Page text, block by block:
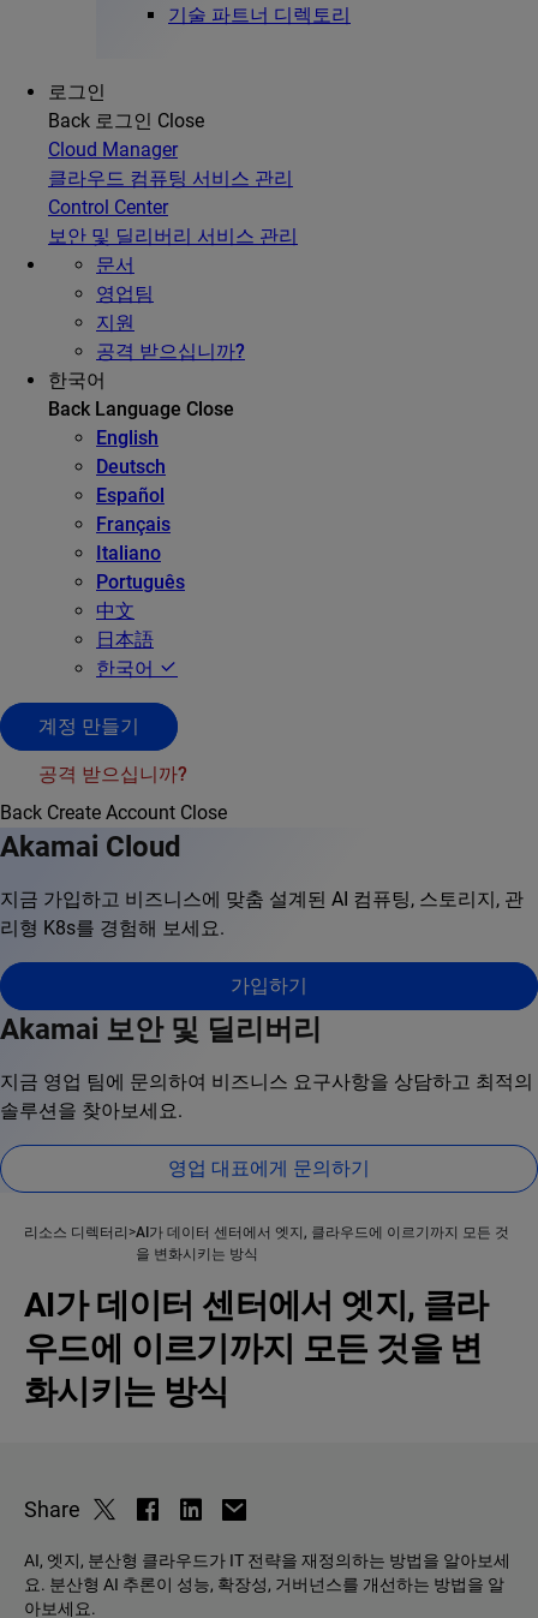
기술 파트너 디렉토리
로그인
Back 로그인 Close
Cloud Manager
클라우드 컴퓨팅 서비스 관리
Control Center
보안 및 딜리버리 서비스 관리
문서
영업팀
지원
공격 받으십니까?
한국어
Back Language Close
English
Deutsch
Español
Français
Italiano
Português
中文
日本語
한국어
계정 만들기
공격 받으십니까?
Back Create Account Close
Akamai Cloud
지금 가입하고 비즈니스에 맞춤 설계된 AI 컴퓨팅, 스토리지, 관
리형 K8s를 경험해 보세요.
가입하기
Akamai 보안 및 딜리버리
지금 영업 팀에 문의하여 비즈니스 요구사항을 상담하고 최적의
솔루션을 찾아보세요.
영업 대표에게 문의하기
리소스 디렉터리
AI가 데이터 센터에서 엣지, 클라우드에 이르기까지 모든 것
을 변화시키는 방식
AI가 데이터 센터에서 엣지, 클라
우드에 이르기까지 모든 것을 변
화시키는 방식
Share
AI, 엣지, 분산형 클라우드가 IT 전략을 재정의하는 방법을 알아보세
요. 분산형 AI 추론이 성능, 확장성, 거버넌스를 개선하는 방법을 알
아보세요.